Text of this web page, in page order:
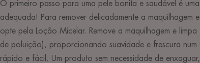
O primeiro passo para uma pele bonita e saudável é
adequada! Para remover delicadamente a maquilhagem
opte pela Loção Micelar. Remove a maquilhagem e limpa
de poluição), proporcionando suavidade e frescura num
rápido e fácil. Um produto sem necessidade de